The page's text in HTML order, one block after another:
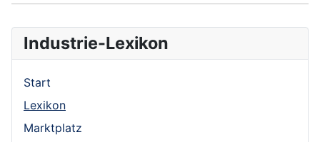
Industrie-Lexikon
Start
Lexikon
Marktplatz